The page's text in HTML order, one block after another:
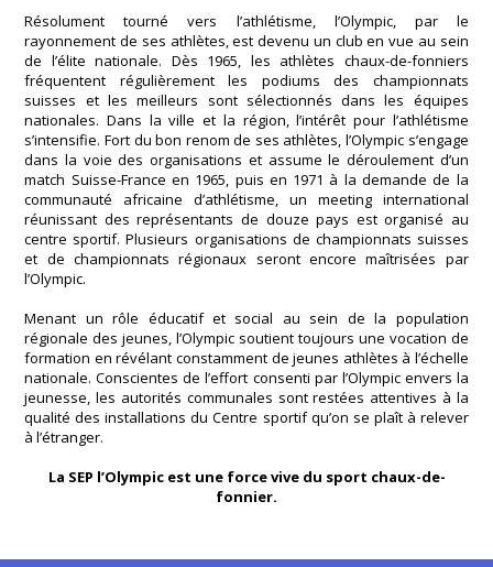
Résolument tourné vers l’athlétisme, l’Olympic, par le
rayonnement de ses athlètes, est devenu un club en vue au sein
de l’élite nationale. Dès 1965, les athlètes chaux-de-fonniers
fréquentent régulièrement les podiums des championnats
suisses et les meilleurs sont sélectionnés dans les équipes
nationales. Dans la ville et la région, l’intérêt pour l’athlétisme
s’intensifie. Fort du bon renom de ses athlètes, l’Olympic s’engage
dans la voie des organisations et assume le déroulement d’un
match Suisse-France en 1965, puis en 1971 à la demande de la
communauté africaine d’athlétisme, un meeting international
réunissant des représentants de douze pays est organisé au
centre sportif. Plusieurs organisations de championnats suisses
et de championnats régionaux seront encore maîtrisées par
l’Olympic.
Menant un rôle éducatif et social au sein de la population
régionale des jeunes, l’Olympic soutient toujours une vocation de
formation en révélant constamment de jeunes athlètes à l’échelle
nationale. Conscientes de l’effort consenti par l’Olympic envers la
jeunesse, les autorités communales sont restées attentives à la
qualité des installations du Centre sportif qu’on se plaît à relever
à l’étranger.
La SEP l’Olympic est une force vive du sport chaux-de-
fonnier.